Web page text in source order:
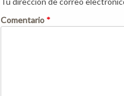
Comentario *